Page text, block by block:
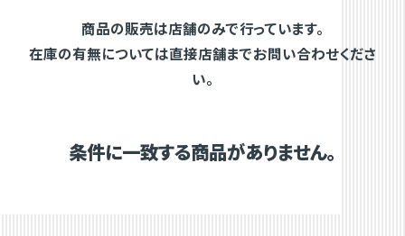
商品の販売は店舗のみで行っています。
在庫の有無については直接店舗までお問い合わせくださ
い。
条件に一致する商品がありません。